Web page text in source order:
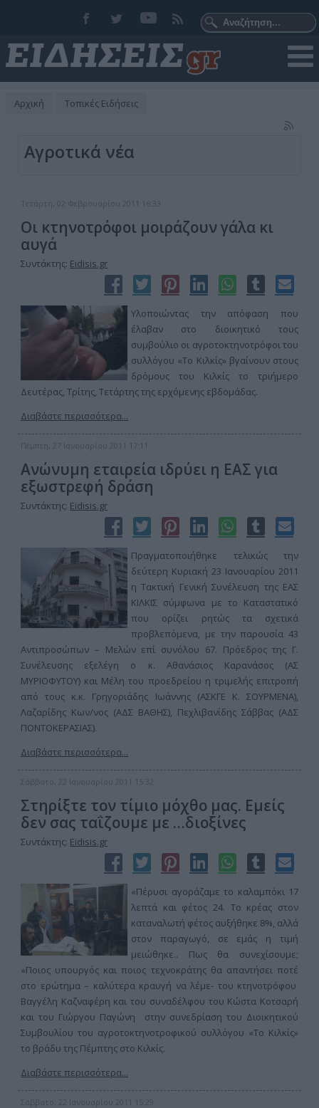
Αρχική Τοπικές Ειδήσεις
Αγροτικά νέα
Τετάρτη, 02 Φεβρουαρίου 2011 16:33
Οι κτηνοτρόφοι μοιράζουν γάλα κι
αυγά
Συντάκτης: Eidisis.gr
Υλοποιώντας την απόφαση που
έλαβαν στο διοικητικό τους
συμβούλιο οι αγροτοκτηνοτρόφοι του
συλλόγου «Το Κιλκίς» βγαίνουν στους
δρόμους του Κιλκίς το τριήμερο
Δευτέρας, Τρίτης, Τετάρτης της ερχόμενης εβδομάδας.
Διαβάστε περισσότερα...
Πέμπτη, 27 Ιανουαρίου 2011 17:11
Ανώνυμη εταιρεία ιδρύει η ΕΑΣ για
εξωστρεφή δράση
Συντάκτης: Eidisis.gr
Πραγματοποιήθηκε τελικώς την
δεύτερη Κυριακή 23 Ιανουαρίου 2011
η Τακτική Γενική Συνέλευση της ΕΑΣ
ΚΙΛΚΙΣ σύμφωνα με το Καταστατικό
που ορίζει ρητώς τα σχετικά
προβλεπόμενα, με την παρουσία 43
Αντιπροσώπων – Μελών επί συνόλου 67. Πρόεδρος της Γ.
Συνέλευσης εξελέγη ο κ. Αθανάσιος Καρανάσος (ΑΣ
ΜΥΡΙΟΦΥΤΟΥ) και Μέλη του προεδρείου η τριμελής επιτροπή
από τους κ.κ. Γρηγοριάδης Ιωάννης (ΑΣΚΓΕ Κ. ΣΟΥΡΜΕΝΑ),
Λαζαρίδης Κων/νος (ΑΔΣ ΒΑΘΗΣ), Πεχλιβανίδης Σάββας (ΑΔΣ
ΠΟΝΤΟΚΕΡΑΣΙΑΣ).
Διαβάστε περισσότερα...
Σάββατο, 22 Ιανουαρίου 2011 15:32
Στηρίξτε τον τίμιο μόχθο μας. Εμείς
δεν σας ταΐζουμε με …διοξίνες
Συντάκτης: Eidisis.gr
«Πέρυσι αγοράζαμε το καλαμπόκι 17
λεπτά και φέτος 24. Το κρέας στον
καταναλωτή φέτος αυξήθηκε 8%, αλλά
στον παραγωγό, σε εμάς η τιμή
μειώθηκε.. Πως θα συνεχίσουμε;
«Ποιος υπουργός και ποιος τεχνοκράτης θα απαντήσει ποτέ
στο ερώτημα – καλύτερα κραυγή να λέμε- του κτηνοτρόφου
Βαγγέλη Καζναφέρη και του συναδέλφου του Κώστα Κοτσαρή
και του Γιώργου Παγώνη στην συνεδρίαση του Διοικητικού
Συμβουλίου του αγροτοκτηνοτροφικού συλλόγου «Το Κιλκίς»
το βράδυ της Πέμπτης στο Κιλκίς.
Διαβάστε περισσότερα...
Σάββατο, 22 Ιανουαρίου 2011 15:29